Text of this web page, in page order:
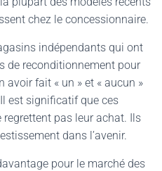
chez le concessionnaire.
indépendants qui ont
de reconditionnement pour
avoir fait « un » et « aucun »
est significatif que ces
pas leur achat. Ils
dans l’avenir.
pour le marché des